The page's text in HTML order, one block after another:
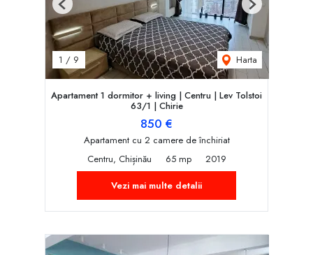
1 / 9 Harta
Previous Next
Apartament 1 dormitor + living | Centru | Lev Tolstoi
63/1 | Chirie
850 €
Apartament cu 2 camere de închiriat
Centru, Chișinău
65 mp
2019
Vezi mai multe detalii